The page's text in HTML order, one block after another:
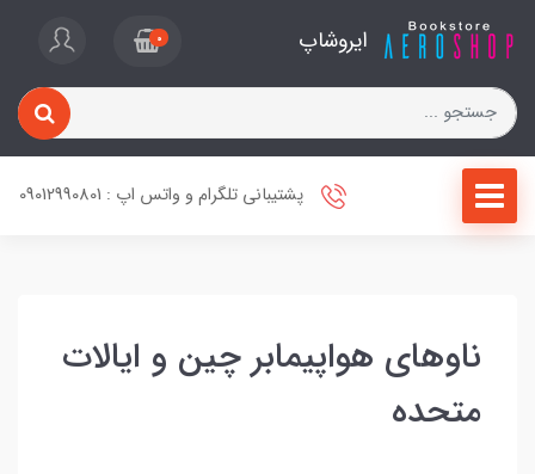
ایروشاپ 0
پشتیبانی تلگرام و واتس اپ : 09012990801
ناوهای هواپیمابر چین و ایالات
متحده